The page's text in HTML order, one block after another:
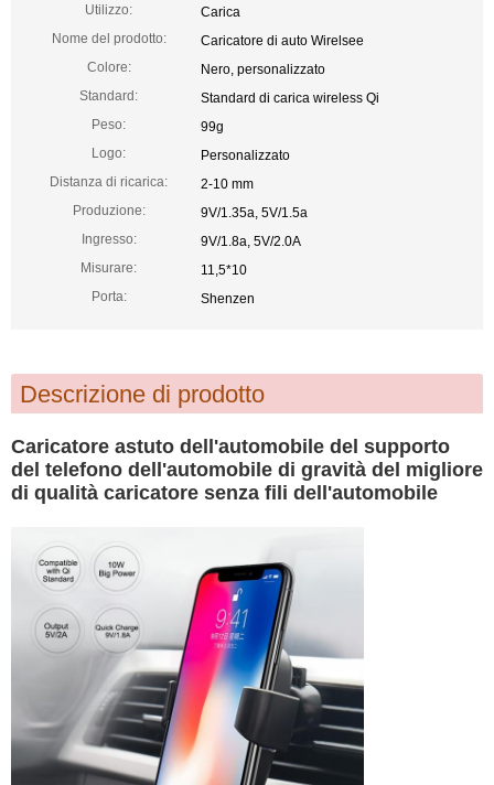
Utilizzo:
Carica
Nome del prodotto:
Caricatore di auto Wirelsee
Colore:
Nero, personalizzato
Standard:
Standard di carica wireless Qi
Peso:
99g
Logo:
Personalizzato
Distanza di ricarica:
2-10 mm
Produzione:
9V/1.35a, 5V/1.5a
Ingresso:
9V/1.8a, 5V/2.0A
Misurare:
11,5*10
Porta:
Shenzen
Descrizione di prodotto
Caricatore astuto dell'automobile del supporto
del telefono dell'automobile di gravità del migliore
di qualità caricatore senza fili dell'automobile